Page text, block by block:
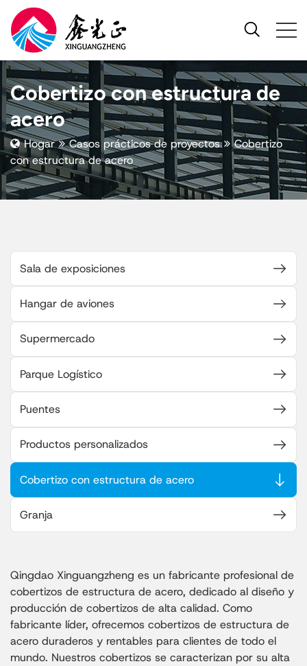
Cobertizo con estructura de
acero
Hogar Casos prácticos de proyectos
Cobertizo
con estructura de acero
Sala de exposiciones
Hangar de aviones
Supermercado
Parque Logístico
Puentes
Productos personalizados
Cobertizo con estructura de acero
Granja
Qingdao Xinguangzheng es un fabricante profesional de
cobertizos de estructura de acero, dedicado al diseño y
producción de cobertizos de alta calidad. Como
fabricante líder, ofrecemos cobertizos de estructura de
acero duraderos y rentables para clientes de todo el
mundo. Nuestros cobertizos se caracterizan por su alta